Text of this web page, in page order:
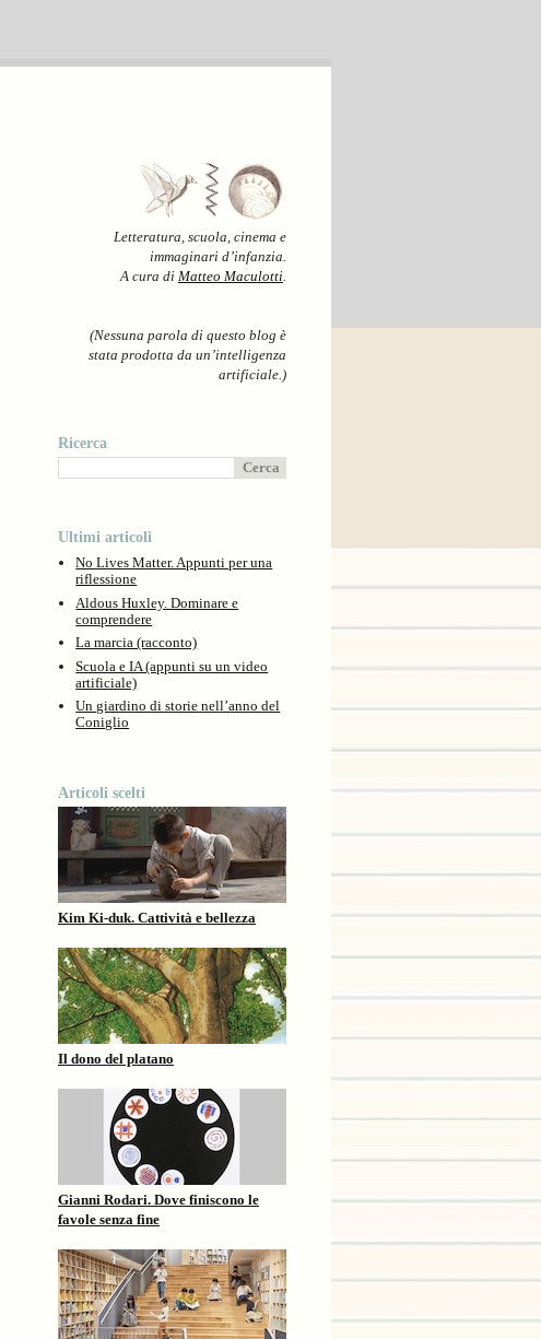
Letteratura, scuola, cinema e
immaginari d’infanzia.
A cura di Matteo Maculotti.
(Nessuna parola di questo blog è
stata prodotta da un’intelligenza
artificiale.)
Ricerca
Ultimi articoli
No Lives Matter. Appunti per una
riflessione
Aldous Huxley. Dominare e
comprendere
La marcia (racconto)
Scuola e IA (appunti su un video
artificiale)
Un giardino di storie nell’anno del
Coniglio
Articoli scelti
Kim Ki-duk. Cattività e bellezza
Il dono del platano
Gianni Rodari. Dove finiscono le
favole senza fine